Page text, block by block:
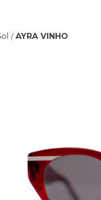
/ AYRA VINHO